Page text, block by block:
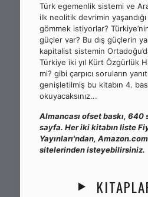
Türk egemenlik sistemi ve
ilk neolitik devrimin
gömmek istiyorlar?
güçler var? Bu dış güçlerin
kapitalist sistemin
Türkiye iki yıl Kürt Özgürlük
mi? gibi çarpıcı soruların
genişletilmiş bu kitabın 4.
okuyacaksınız...
Almancası ofset baskı,
sayfa. Her iki kitabın liste
Yayınları'ndan,
sitelerinden isteyebilirsiniz.